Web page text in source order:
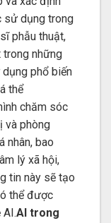
sử dụng trong
phẫu thuật,
trong những
phổ biến
thể
chăm sóc
và phòng
nhân, bao
lý xã hội,
tin này sẽ tạo
thể được
AI.AI trong